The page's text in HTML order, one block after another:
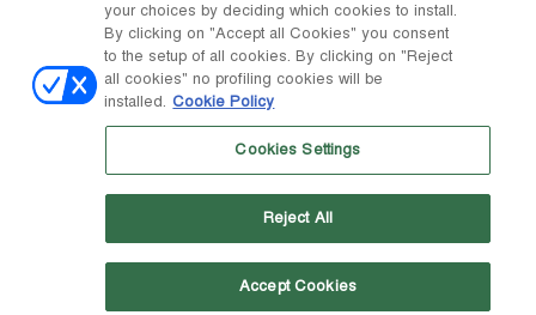
Facebook
PAÍS / MONEDA
España / € cambiar
domicilio en Giavera del Montello (TV) - Via Fante d’Italia n. 56 |
Capital social 38.533.835,00 € totalmente desembolsado | Empresa
registrada con el número 78175 R.E.A. de Treviso. Registro Mercantil y
your choices by deciding which cookies to install.
By clicking on "Accept all Cookies" you consent
to the setup of all cookies. By clicking on "Reject
all cookies" no profiling cookies will be
installed. Cookie Policy
Cookies Settings
Reject All
Accept Cookies